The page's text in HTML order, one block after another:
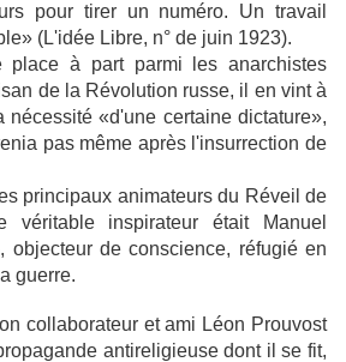
pour tirer un numéro. Un travail
(L'idée Libre, n° de juin 1923).
place à part parmi les anarchistes
de la Révolution russe, il en vint à
nécessité «d'une certaine dictature»,
pas même après l'insurrection de
principaux animateurs du Réveil de
véritable inspirateur était Manuel
objecteur de conscience, réfugié en
guerre.
collaborateur et ami Léon Prouvost
antireligieuse dont il se fit,